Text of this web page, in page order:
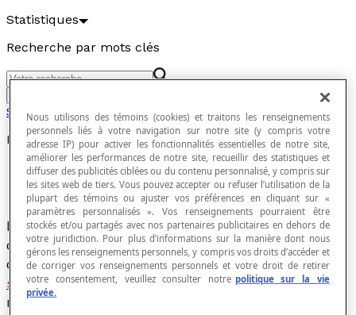
Statistiques
Recherche par mots clés
Statistiques
Marge d'erreur
Dans une étude statistique portant sur un
caractère quantitatif,estimation de l'étendue
des résultats ou des valeurs obtenues lors d'un
sondage, dans l'hypothèse que l'on reprenne la
même opération plusieurs fois.
Nous utilisons des témoins (cookies) et traitons les renseignements
personnels liés à votre navigation sur notre site (y compris votre
adresse IP) pour activer les fonctionnalités essentielles de notre site,
améliorer les performances de notre site, recueillir des statistiques et
diffuser des publicités ciblées ou du contenu personnalisé, y compris sur
les sites web de tiers. Vous pouvez accepter ou refuser l’utilisation de la
plupart des témoins ou ajuster vos préférences en cliquant sur «
paramètres personnalisés ». Vos renseignements pourraient être
stockés et/ou partagés avec nos partenaires publicitaires en dehors de
votre juridiction. Pour plus d’informations sur la manière dont nous
gérons les renseignements personnels, y compris vos droits d’accéder et
de corriger vos renseignements personnels et votre droit de retirer
votre consentement, veuillez consulter notre politique sur la vie
privée.